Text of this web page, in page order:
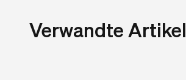
Verwandte Artikel